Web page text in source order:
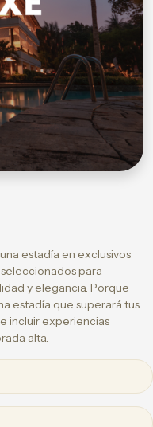
estadía en exclusivos
para
y elegancia. Porque
estadía que superará tus
incluir experiencias
alta.